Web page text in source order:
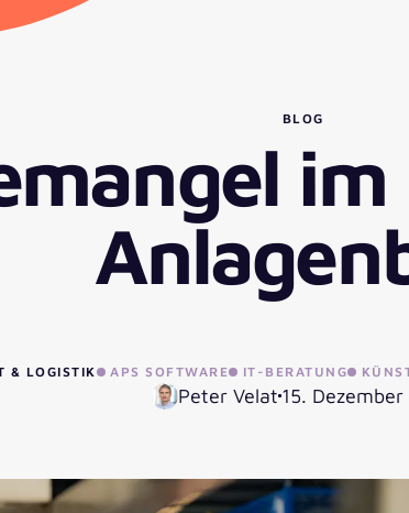
BLOG
& LOGISTIK APS SOFTWARE IT-BERATUNG
Peter Velat15.